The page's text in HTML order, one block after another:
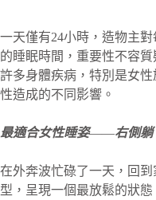
一天僅有24小時，造物主
的睡眠時間，重要性不容
許多身體疾病，特別是女
性造成的不同影響。
最適合女性睡姿——右側躺
在外奔波忙碌了一天，回
型，呈現一個最放鬆的狀